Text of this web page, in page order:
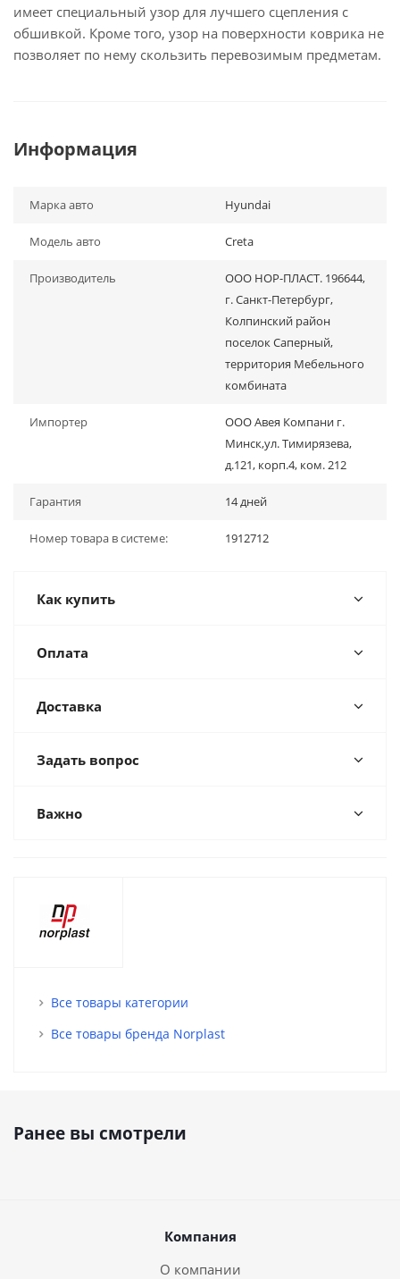
имеет специальный узор для лучшего сцепления с
обшивкой. Кроме того, узор на поверхности коврика не
позволяет по нему скользить перевозимым предметам.
Информация
Марка авто Hyundai
Модель авто Creta
Производитель
ООО НОР-ПЛАСТ. 196644,
г. Санкт-Петербург,
Колпинский район
поселок Саперный,
территория Мебельного
комбината
Импортер
ООО Авея Компани г.
Минск,ул. Тимирязева,
д.121, корп.4, ком. 212
Гарантия 14 дней
Номер товара в системе: 1912712
Как купить
Оплата
Доставка
Задать вопрос
Важно
Все товары категории
Все товары бренда Norplast
Ранее вы смотрели
Компания
О компании